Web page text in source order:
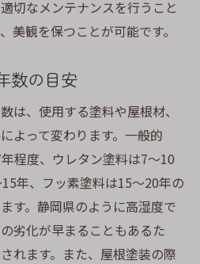
逃せないポイント
ナンス方法
屋根塗装の選択で住まい
屋根に与える影響
な塗装技術
守るための工夫
高める塗装方法
るメンテナンス法
切なメンテナンスを行うこと
美観を保つことが可能です。
数の目安
は、使用する塗料や屋根材、
よって変わります。一般的
程度、ウレタン塗料は7〜10
年、フッ素塗料は15〜20年の
す。静岡県のように高湿度で
劣化が早まることもあるた
れます。また、屋根塗装の際